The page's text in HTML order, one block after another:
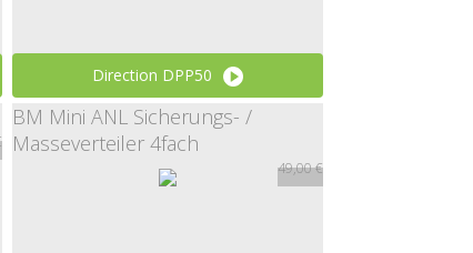
Direction DPP50
39,90 €
BM Mini ANL Sicherungs- /
Masseverteiler 4fach
49,00 €